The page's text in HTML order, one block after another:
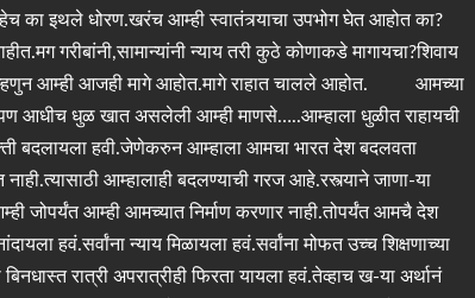
का इथले धोरण.खरंच आम्ही स्वातंत्र्याचा उपभोग घेत आहोत का?
गरीबांनी,सामान्यांनी न्याय तरी कुठे कोणाकडे मागायचा?शिवाय
आम्ही आजही मागे आहोत.मागे राहात चालले आहोत. आमच्या
आधीच धुळ खात असलेली आम्ही माणसे…..आम्हाला धुळीत राहायची
बदलायला हवी.जेणेकरुन आम्हाला आमचा भारत देश बदलवता
आम्हालाही बदलण्याची गरज आहे.रस्त्याने जाणा-या
जोपर्यंत आम्ही आमच्यात निर्माण करणार नाही.तोपर्यंत आमचै देश
हवं.सर्वांना न्याय मिळायला हवं.सर्वांना मोफत उच्च शिक्षणाच्या
रात्री अपरात्रीही फिरता यायला हवं.तेव्हाच ख-या अर्थानं